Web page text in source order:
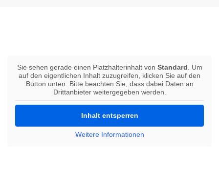
Sie sehen gerade einen Platzhalterinhalt von Standard . Um
auf den eigentlichen Inhalt zuzugreifen, klicken Sie auf den
Button unten. Bitte beachten Sie, dass dabei Daten an
Drittanbieter weitergegeben werden.
Inhalt entsperren
Weitere Informationen